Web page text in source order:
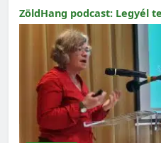
ZöldHang podcast: Legyél